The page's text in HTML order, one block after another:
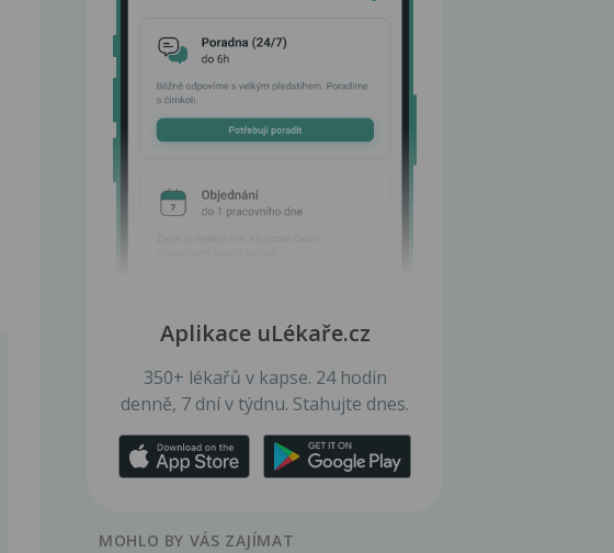
Aplikace uLékaře.cz
350+ lékařů v kapse. 24 hodin
denně, 7 dní v týdnu. Stahujte dnes.
MOHLO BY VÁS ZAJÍMAT